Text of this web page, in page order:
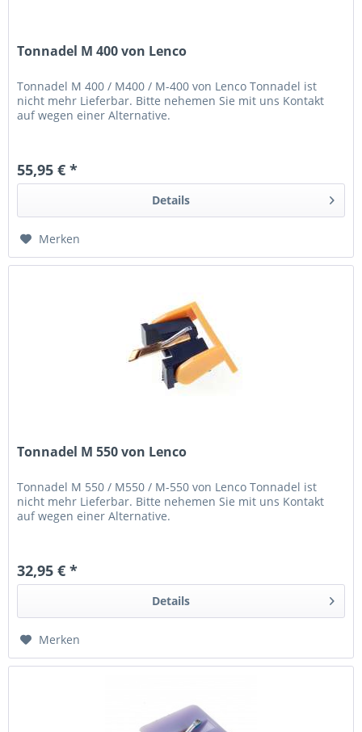
Tonnadel M 400 von Lenco
Tonnadel M 400 / M400 / M-400 von Lenco Tonnadel ist
nicht mehr Lieferbar. Bitte nehemen Sie mit uns Kontakt
auf wegen einer Alternative.
55,95 € *
Details
Merken
Tonnadel M 550 von Lenco
Tonnadel M 550 / M550 / M-550 von Lenco Tonnadel ist
nicht mehr Lieferbar. Bitte nehemen Sie mit uns Kontakt
auf wegen einer Alternative.
32,95 € *
Details
Merken